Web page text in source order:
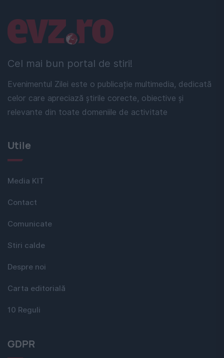
Cel mai bun portal de stiri!
Evenimentul Zilei este o publicație multimedia, dedicată
celor care apreciază știrile corecte, obiective și
relevante din toate domeniile de activitate
Linkuri utile
Utile
Media KIT
Contact
Comunicate
Stiri calde
Despre noi
Carta editorială
10 Reguli
GDPR